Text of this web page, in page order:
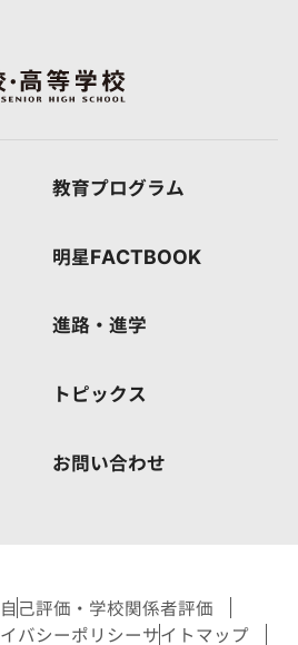
教育プログラム
明星FACTBOOK
進路・進学
トピックス
お問い合わせ
自己評価・学校関係者評価
バシーポリシーサイトマップ